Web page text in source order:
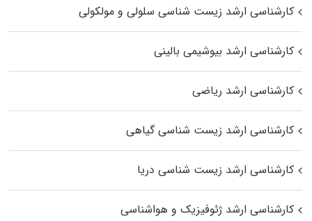
کارشناسی ارشد زیست شناسی سلولی و مولکولی
کارشناسی ارشد بیوشیمی بالینی
کارشناسی ارشد ریاضی
کارشناسی ارشد زیست‌ شناسی گیاهی
کارشناسی ارشد زیست‌ شناسی دریا
کارشناسی ارشد ژئوفیزیک و هواشناسی